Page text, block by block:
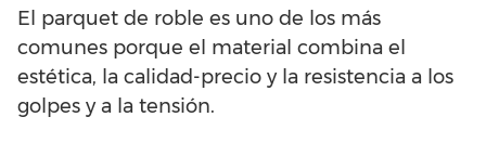
El parquet de roble es uno de los más
comunes porque el material combina el
estética, la calidad-precio y la resistencia a los
golpes y a la tensión.